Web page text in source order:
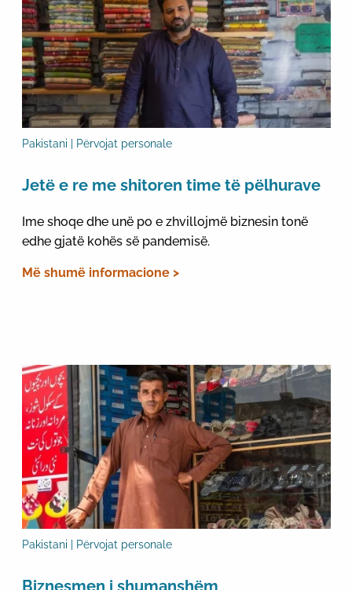
Pakistani | Përvojat personale
Jetë e re me shitoren time të pëlhurave
Ime shoqe dhe unë po e zhvillojmë biznesin tonë
edhe gjatë kohës së pandemisë.
Më shumë informacione >
Pakistani | Përvojat personale
Biznesmen i shumanshëm